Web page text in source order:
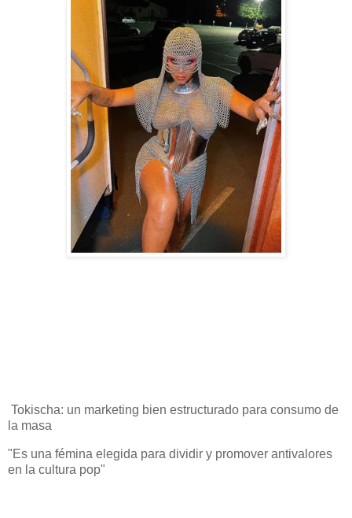
Tokischa: un marketing bien estructurado para consumo de
la masa
"Es una fémina elegida para dividir y promover antivalores
en la cultura pop"